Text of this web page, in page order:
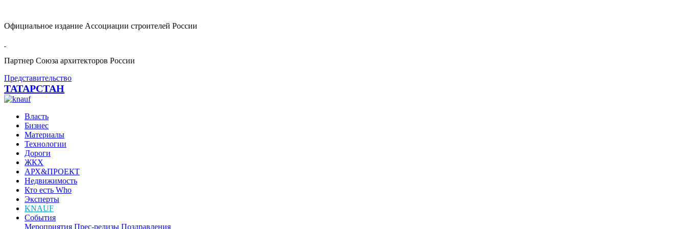
Официальное издание Ассоциации строителей России
Партнер Союза архитекторов России
Представительство
ТАТАРСТАН
Власть
Бизнес
Материалы
Технологии
Дороги
ЖКХ
АРХ&ПРОЕКТ
Недвижимость
Кто есть Who
Эксперты
KNAUF
События
Мероприятия Прес-релизы Поздравления